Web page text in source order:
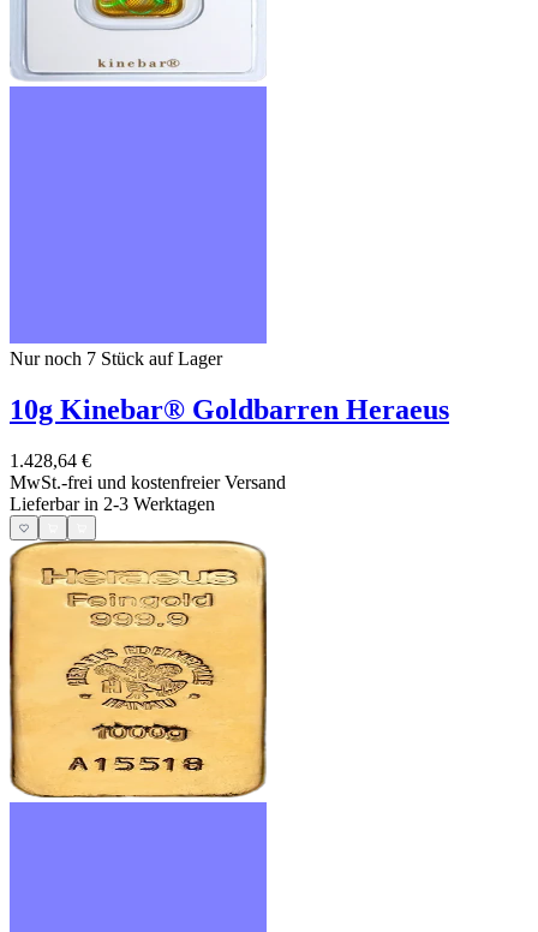
Nur noch 7 Stück auf Lager
10g Kinebar® Goldbarren Heraeus
1.428,64 €
MwSt.-frei und kostenfreier Versand
Lieferbar in 2-3 Werktagen